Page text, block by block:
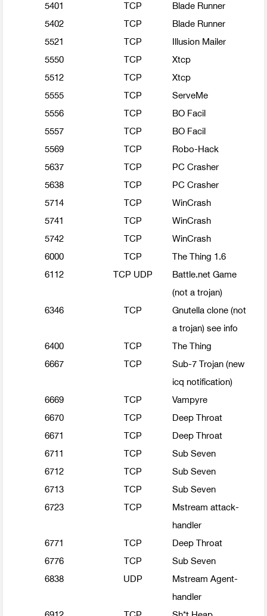
5401 TCP
Blade Runner
5402
TCP
Blade Runner
5521
TCP
Illusion Mailer
5550
TCP
Xtcp
5512
TCP
Xtcp
5555
TCP
ServeMe
5556
TCP
BO Facil
5557
TCP
BO Facil
5569
TCP
Robo-Hack
5637
TCP
PC Crasher
5638
TCP
PC Crasher
5714
TCP
WinCrash
5741
TCP
WinCrash
5742
TCP
WinCrash
6000
TCP
The Thing 1.6
6112
TCP UDP
Battle.net Game
(not a trojan)
6346
TCP
Gnutella clone (not
a trojan) see info
6400
TCP
The Thing
6667
TCP
Sub-7 Trojan (new
icq notification)
6669
TCP
Vampyre
6670
TCP
Deep Throat
6671
TCP
Deep Throat
6711
TCP
Sub Seven
6712
TCP
Sub Seven
6713
TCP
Sub Seven
6723
TCP
Mstream attack-
handler
6771
TCP
Deep Throat
6776
TCP
Sub Seven
6838
UDP
Mstream Agent-
handler